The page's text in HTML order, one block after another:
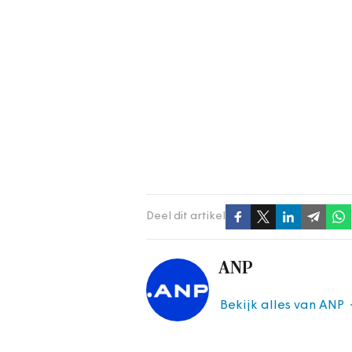
Deel dit artikel
ANP
Bekijk alles van ANP